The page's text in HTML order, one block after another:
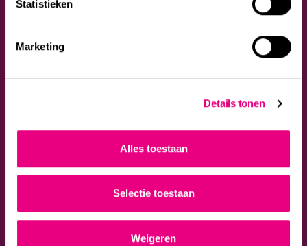
Statistieken
Marketing
Details tonen
Alles toestaan
Selectie toestaan
Weigeren